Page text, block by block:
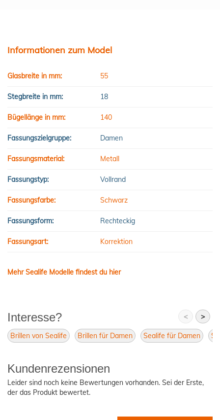
Informationen zum Model
Glasbreite in mm: 55
Stegbreite in mm: 18
Bügellänge in mm: 140
Fassungszielgruppe: Damen
Fassungsmaterial: Metall
Fassungstyp: Vollrand
Fassungsfarbe: Schwarz
Fassungsform: Rechteckig
Fassungsart: Korrektion
Mehr Sealife Modelle findest du hier
Interesse? < >
Brillen von Sealife Brillen für Damen Sealife für Damen
Kundenrezensionen
Leider sind noch keine Bewertungen vorhanden. Sei der Erste,
der das Produkt bewertet.